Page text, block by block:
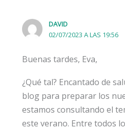
DAVID
02/07/2023 A LAS 19:56
Buenas tardes, Eva,
¿Qué tal? Encantado de
blog para preparar los
estamos consultando el
este verano. Entre todos